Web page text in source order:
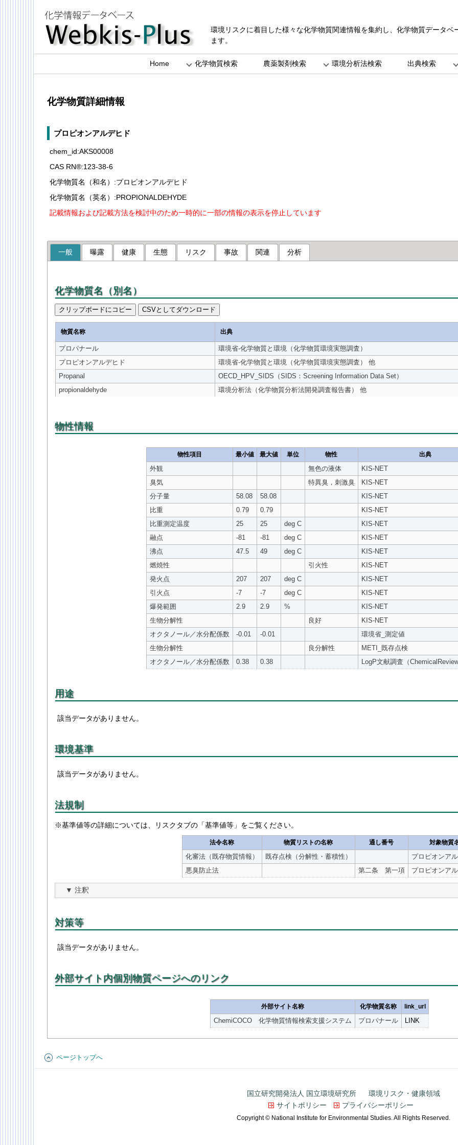
環境リスクに着目した様々な化学物質関連情報を集約し、化学物質データベ
ます。
Home 化学物質検索 農薬製剤検索 環境分析法検索 出典検索
化学物質詳細情報
プロピオンアルデヒド
chem_id:AKS00008
CAS RN®:123-38-6
化学物質名（和名）:プロピオンアルデヒド
化学物質名（英名）:PROPIONALDEHYDE
記載情報および記載方法を検討中のため一時的に一部の情報の表示を停止しています
一般 曝露 健康 生態 リスク 事故 関連 分析
化学物質名（別名）
クリップボードにコピー CSVとしてダウンロード
物質名称 出典
プロパナール
環境省-化学物質と環境（化学物質環境実態調査）
プロピオンアルデヒド
環境省-化学物質と環境（化学物質環境実態調査） 他
Propanal
OECD_HPV_SIDS（SIDS：Screening Information Data Set）
propionaldehyde
環境分析法（化学物質分析法開発調査報告書） 他
物性情報
物性項目 最小値 最大値 単位 物性 出典
外観 無色の液体
KIS-NET
臭気
特異臭，刺激臭
KIS-NET
分子量
58.08 58.08
KIS-NET
比重
0.79 0.79
KIS-NET
比重測定温度
25 25 deg C
KIS-NET
融点
-81 -81 deg C
KIS-NET
沸点
47.5 49 deg C
KIS-NET
燃焼性
引火性
KIS-NET
発火点
207 207 deg C
KIS-NET
引火点
-7 -7 deg C
KIS-NET
爆発範囲
2.9 2.9 %
KIS-NET
生物分解性
良好
KIS-NET
オクタノール／水分配係数
-0.01 -0.01
環境省_測定値
生物分解性
良分解性
METI_既存点検
オクタノール／水分配係数
0.38 0.38 LogP文献調査（
用途
該当データがありません。
環境基準
該当データがありません。
法規制
※基準値等の詳細については、リスクタブの「基準値等」をご覧ください。
法令名称 物質リストの名称 通し番号 対象物質
化審法（既存物質情報） 既存点検（分解性・蓄積性） プロピオンア
悪臭防止法
第二条 第一項 プロピオンア
注釈
対策等
該当データがありません。
外部サイト内個別物質ページへのリンク
外部サイト名称 化学物質名称 link_url
ChemiCOCO 化学物質情報検索支援システム プロパナール LINK
ページトップへ
国立研究開発法人 国立環境研究所
環境リスク・健康領域
サイトポリシー
プライバシーポリシー
Copyright © National Institute for Environmental Studies. All Rights Reserved.